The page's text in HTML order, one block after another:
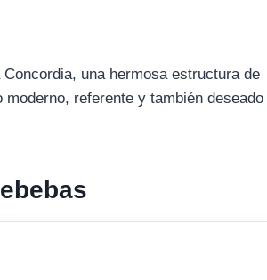
Concordia, una hermosa estructura de
referente y también deseado